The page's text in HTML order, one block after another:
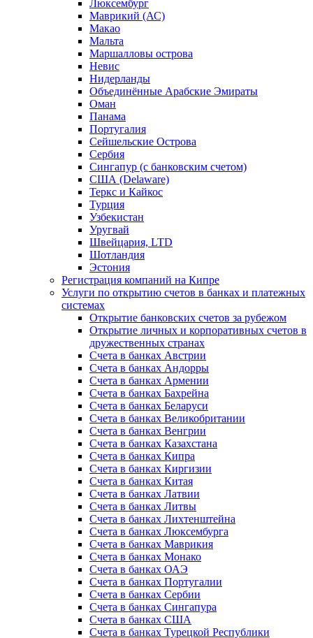
Люксембург
Маврикий (АС)
Макао
Мальта
Маршалловы острова
Нeвис
Нидерланды
Объединённые Арабские Эмираты
Оман
Панама
Португалия
Сейшельские Острова
Сербия
Сингапур (c банковским счетом)
США (Delaware)
Теркс и Кайкос
Турция
Узбекистан
Уругвай
Швейцария, LTD
Шотландия
Эстония
Регистрация компаний на Кипре
Услуги по открытию счетов в банках и платежных
системах
Открытие банковских счетов за рубежом
Открытие личных и корпоративных счетов в
дружественных странах
Счета в банках Австрии
Счета в банках Андорры
Счета в банках Армении
Счета в банках Бахрейна
Счета в банках Беларуси
Счета в банках Великобритании
Счета в банках Венгрии
Счета в банках Казахстана
Счета в банках Кипра
Счета в банках Киргизии
Счета в банках Китая
Счета в банках Латвии
Счета в банках Литвы
Счета в банках Лихтенштейна
Счета в банках Люксембурга
Счета в банках Маврикия
Счета в банках Монако
Счета в банках ОАЭ
Счета в банках Португалии
Счета в банках Сербии
Счета в банках Сингапура
Счета в банках США
Счета в банках Турецкой Республики